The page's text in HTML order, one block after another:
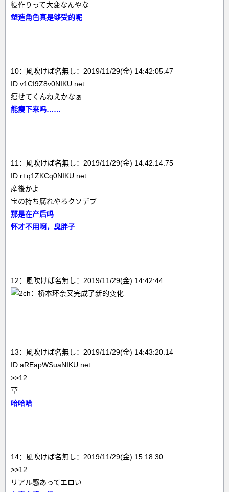
役作りって大変なんやな
塑造角色真是够受的呢
10：風吹けば名無し：2019/11/29(金) 14:42:05.47
ID:v1CI9Z8v0NIKU.net
痩せてくんねえかなぁ…
能瘦下来吗……
11：風吹けば名無し：2019/11/29(金) 14:42:14.75
ID:r+q1ZKCq0NIKU.net
産後かよ
宝の持ち腐れやろクソデブ
那是在产后吗
怀才不用啊，臭胖子
12：風吹けば名無し：2019/11/29(金) 14:42:44
13：風吹けば名無し：2019/11/29(金) 14:43:20.14
ID:aREapWSuaNIKU.net
>>12
草
哈哈哈
14：風吹けば名無し：2019/11/29(金) 15:18:30
>>12
リアル感あってエロい